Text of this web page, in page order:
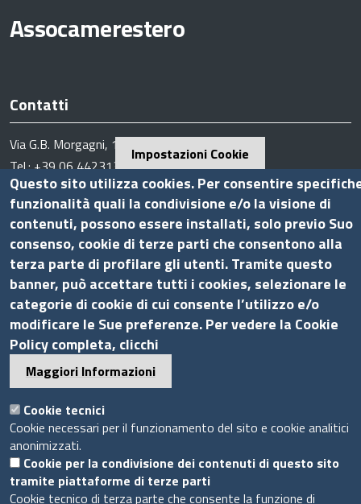
Assocamerestero
Contatti
Via G.B. Morgagni, 13 - 00161 Roma
Tel.: +39 06 44231314
P.Iva 01898631005
C.F. 07888290587
Pecinfo.assocamerestero@legalmail.it
info@assocamerestero.it
dpo@assocamerestero.it
Seguici su
Sito web
Accesso INTRANET
Mappa del sito
Privacy Policy
Cookie Policy
Impostazioni Cookie
Questo sito utilizza cookies. Per consentire
funzionalità quali la condivisione e/o la visione di
contenuti, possono essere installati, solo previo Suo
consenso, cookie di terze parti che consentono alla
terza parte di profilare gli utenti. Tramite questo
banner, può accettare tutti i cookies, selezionare le
categorie di cookie di cui consente l’utilizzo e/o
modificare le Sue preferenze. Per vedere la Cookie
Policy completa, clicchi
Maggiori Informazioni
Cookie tecnici
Cookie necessari per il funzionamento del sito e cookie analitici
anonimizzati.
Cookie per la condivisione dei contenuti di questo sito
tramite piattaforme di terze parti
Cookie tecnico di terza parte che consente la funzione di